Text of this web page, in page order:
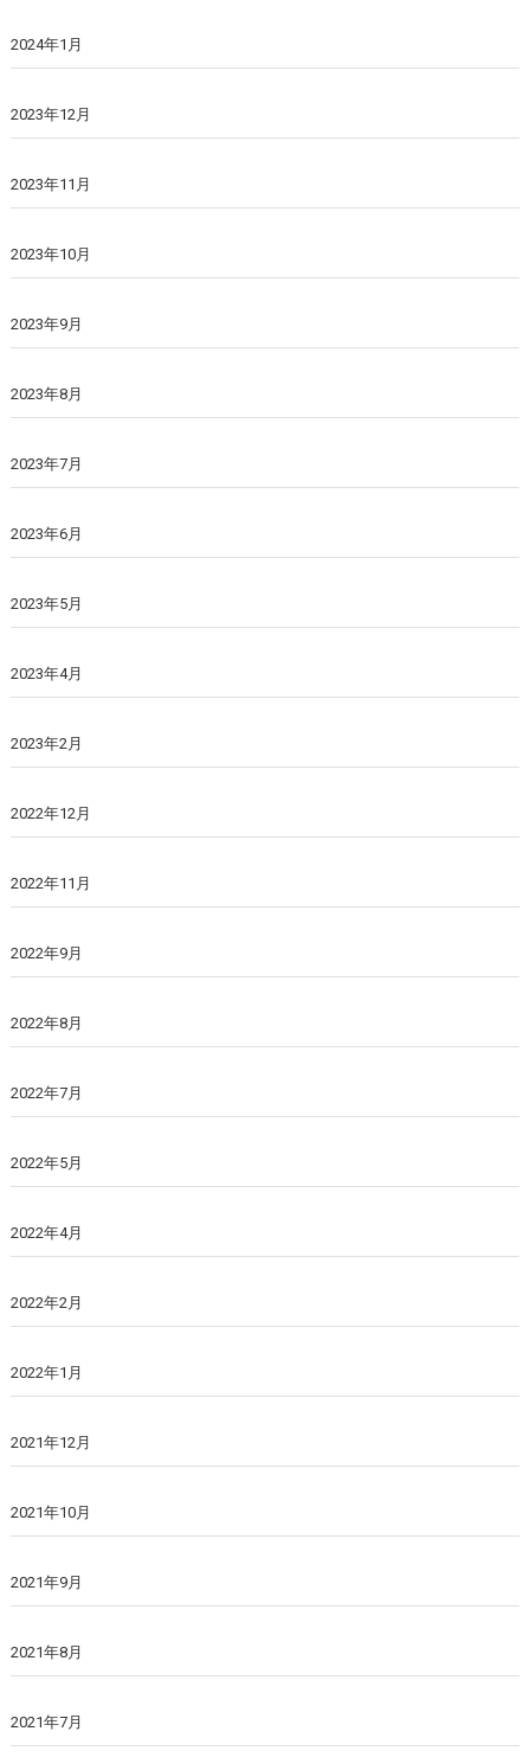
2024年1月
2023年12月
2023年11月
2023年10月
2023年9月
2023年8月
2023年7月
2023年6月
2023年5月
2023年4月
2023年2月
2022年12月
2022年11月
2022年9月
2022年8月
2022年7月
2022年5月
2022年4月
2022年2月
2022年1月
2021年12月
2021年10月
2021年9月
2021年8月
2021年7月